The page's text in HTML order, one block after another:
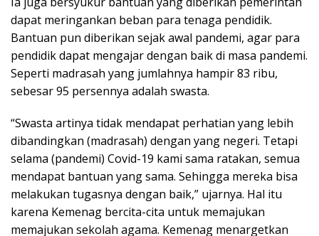
dapat meringankan beban para tenaga pendidik.
Bantuan pun diberikan sejak awal pandemi, agar para
pendidik dapat mengajar dengan baik di masa pandemi.
Seperti madrasah yang jumlahnya hampir 83 ribu,
sebesar 95 persennya adalah swasta.
“Swasta artinya tidak mendapat perhatian yang lebih
dibandingkan (madrasah) dengan yang negeri. Tetapi
selama (pandemi) Covid-19 kami sama ratakan, semua
mendapat bantuan yang sama. Sehingga mereka bisa
melakukan tugasnya dengan baik,” ujarnya. Hal itu
karena Kemenag bercita-cita untuk memajukan
memajukan sekolah agama. Kemenag menargetkan